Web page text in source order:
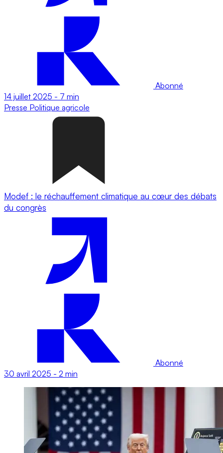
Abonné
14 juillet 2025 - 7 min
Presse Politique agricole
Modef : le réchauffement climatique au cœur des débats
du congrès
Abonné
30 avril 2025 - 2 min